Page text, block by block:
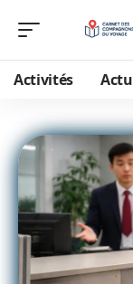
Activités Actu